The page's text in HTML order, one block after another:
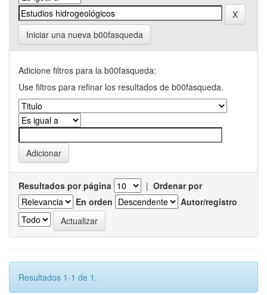
Iniciar una nueva b00fasqueda
Adicione filtros para la b00fasqueda:
Use filtros para refinar los resultados de b00fasqueda.
Resultados por página | Ordenar por
En orden
Autor/registro
Resultados 1-1 de 1.